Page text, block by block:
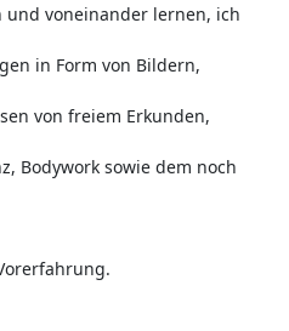
voneinander lernen, ich
in Form von Bildern,
von freiem Erkunden,
Bodywork sowie dem noch